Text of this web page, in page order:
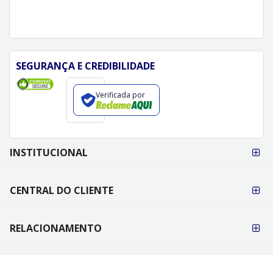
SEGURANÇA E CREDIBILIDADE
Verificada por
FORMAS DE
PAGAMENTO
INSTITUCIONAL
CENTRAL DO CLIENTE
RELACIONAMENTO